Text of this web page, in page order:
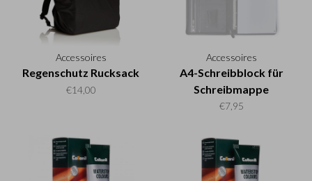
Accessoires
Regenschutz Rucksack
€14,00
Accessoires
A4-Schreibblock für
Schreibmappe
€7,95